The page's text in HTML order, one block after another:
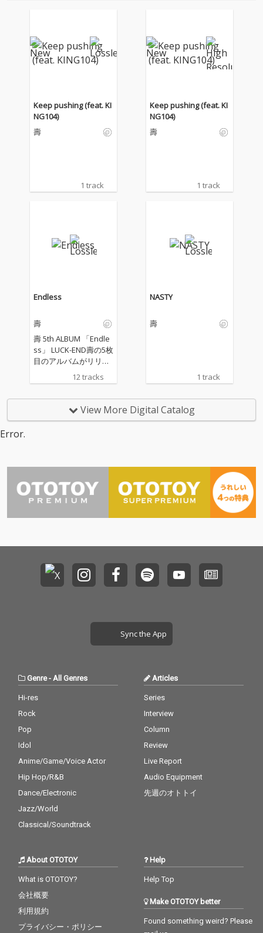
Keep pushing (feat. KI
NG104)
壽
1 track
Keep pushing (feat. KI
NG104)
壽
1 track
Endless
壽
壽 5th ALBUM 「Endle
ss」 LUCK-END壽の5枚
目のアルバムがリリー
スされる。2020年1st A
LBUM「SMACK」を皮
Mをリリースし続けて
今作で5枚目のALBUM
サポートしている。そ
して今年3月にリリー
スされ話題となったRA
WAXとの「Stay Rea
BAと言ったClassicを残
してる素晴らしい面々
との初セッション。ま
して作られており本人
曰くこのアルバムでリ
リックよりもフローの
の事で昔からのリスナ
現在に置くが、振り返
ったり先を想像したり
たアダルトな一枚とな
っている。 「俺にとっ
12 tracks
NASTY
壽
1 track
View More Digital Catalog
Error.
Sync the App
Genre- All Genres
Hi-res
Rock
Pop
Idol
Anime/Game/Voice Actor
Hip Hop/R&B
Dance/Electronic
Jazz/World
Classical/Soundtrack
Articles
Series
Interview
Column
Review
Live Report
Audio Equipment
先週のオトトイ
About OTOTOY
What is OTOTOY?
会社概要
利用規約
プライバシー・ポリシー
Help
Help Top
Make OTOTOY better
Found something weird? Please